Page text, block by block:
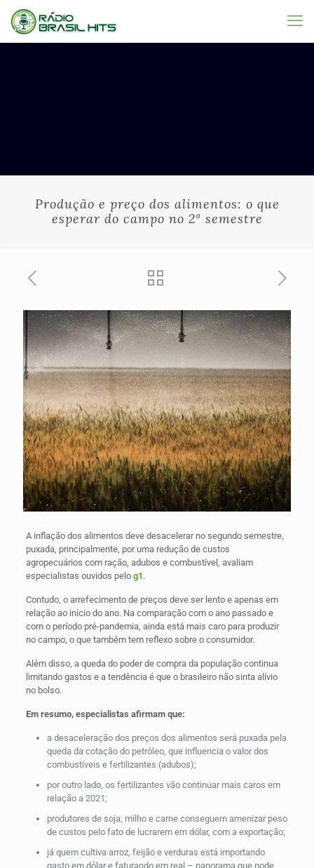
Produção e preço dos alimentos: o que
esperar do campo no 2º semestre
A inflação dos alimentos deve desacelerar no segundo semestre,
puxada, principalmente, por uma redução de custos
agropecuários com ração, adubos e combustível, avaliam
especialistas ouvidos pelo g1 .
Contudo, o arrefecimento de preços deve ser lento e apenas em
relação ao início do ano. Na comparação com o ano passado e
com o período pré-pandemia, ainda está mais caro para produzir
no campo, o que também tem reflexo sobre o consumidor.
Além disso, a queda do poder de compra da população continua
limitando gastos e a tendência é que o brasileiro não sinta alívio
no bolso.
Em resumo, especialistas afirmam que:
a desaceleração dos preços dos alimentos será puxada pela
queda da cotação do petróleo, que influencia o valor dos
combustíveis e fertilizantes (adubos);
por outro lado, os fertilizantes vão continuar mais caros em
relação a 2021;
produtores de soja, milho e carne conseguem amenizar peso
de custos pelo fato de lucrarem em dólar, com a exportação;
já quem cultiva arroz, feijão e verduras está importando
gasto em dólar e faturando em real – panorama que pode